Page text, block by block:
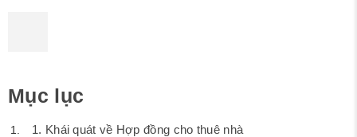
Mục lục
1. Khái quát về Hợp đồng cho thuê nhà